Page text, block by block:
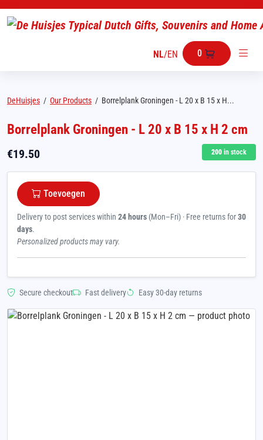
NL/EN 0
DeHuisjes / Our Products / Borrelplank Groningen - L 20 x B 15 x H...
Borrelplank Groningen - L 20 x B 15 x H 2 cm
€19.50 200 in stock
Toevoegen
Delivery to post services within 24 hours (Mon–Fri) · Free returns for30
days.
Personalized products may vary.
Secure checkout Fast delivery Easy 30-day returns